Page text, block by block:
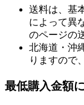
送料は、基
によって異
のページの
北海道・沖
りますので
最低購入金額